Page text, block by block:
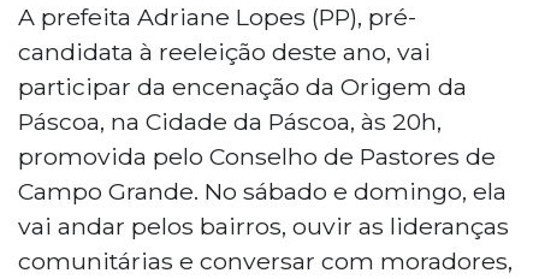
A prefeita Adriane Lopes (PP), pré-
candidata à reeleição deste ano, vai
participar da encenação da Origem da
Páscoa, na Cidade da Páscoa, às 20h,
promovida pelo Conselho de Pastores de
Campo Grande. No sábado e domingo, ela
vai andar pelos bairros, ouvir as lideranças
comunitárias e conversar com moradores,